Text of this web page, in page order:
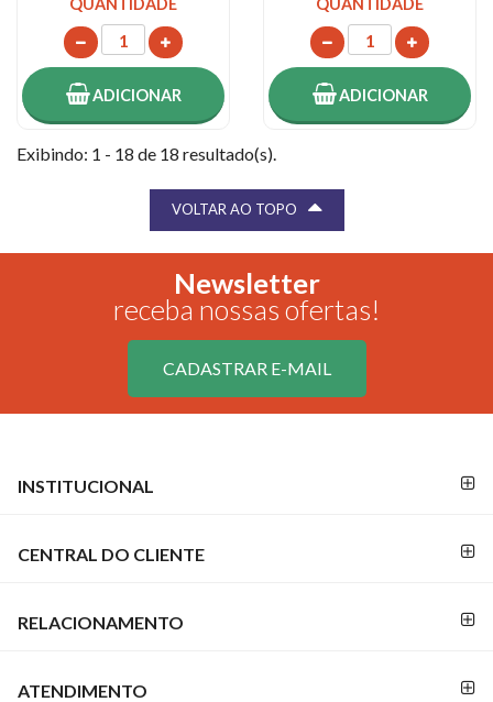
QUANTIDADE
ADICIONAR
QUANTIDADE
ADICIONAR
Exibindo: 1 - 18 de 18 resultado(s).
VOLTAR AO TOPO
Newsletter
receba nossas ofertas!
CADASTRAR E-MAIL
DE
SEGURANÇA
CREDIBILIDADE
PAGAMENTO
INSTITUCIONAL
CENTRAL DO CLIENTE
RELACIONAMENTO
ATENDIMENTO